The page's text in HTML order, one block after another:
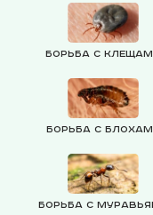
Борьба с
Борьба с
Борьба с